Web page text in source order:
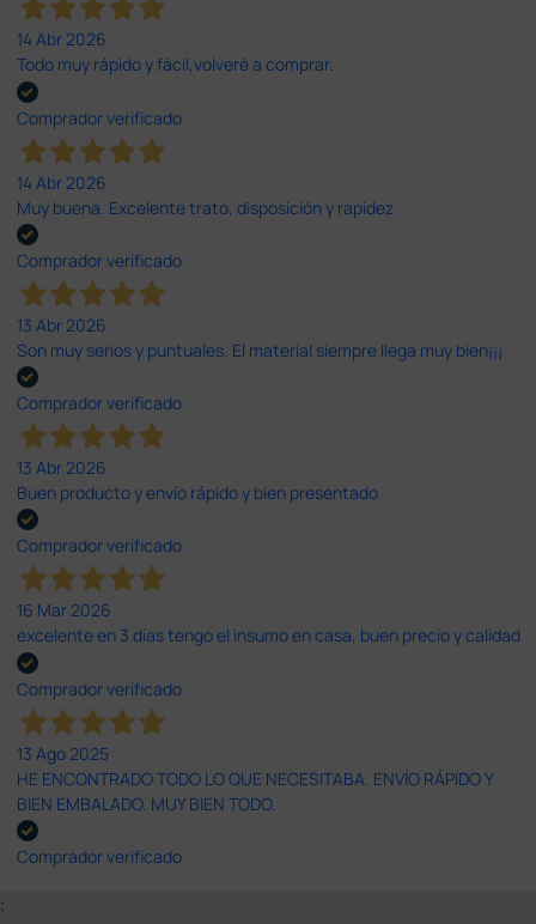
14 Abr 2026
Todo muy rápido y fácil,volveré a comprar.
Comprador verificado
14 Abr 2026
Muy buena. Excelente trato, disposición y rapidez
Comprador verificado
13 Abr 2026
Son muy serios y puntuales. El material siempre llega muy bien¡¡¡
Comprador verificado
13 Abr 2026
Buen producto y envío rápido y bien presentado
Comprador verificado
16 Mar 2026
excelente en 3 días tengo el insumo en casa, buen precio y calidad
Comprador verificado
13 Ago 2025
HE ENCONTRADO TODO LO QUE NECESITABA. ENVÍO RÁPIDO Y
BIEN EMBALADO. MUY BIEN TODO.
Comprador verificado
;